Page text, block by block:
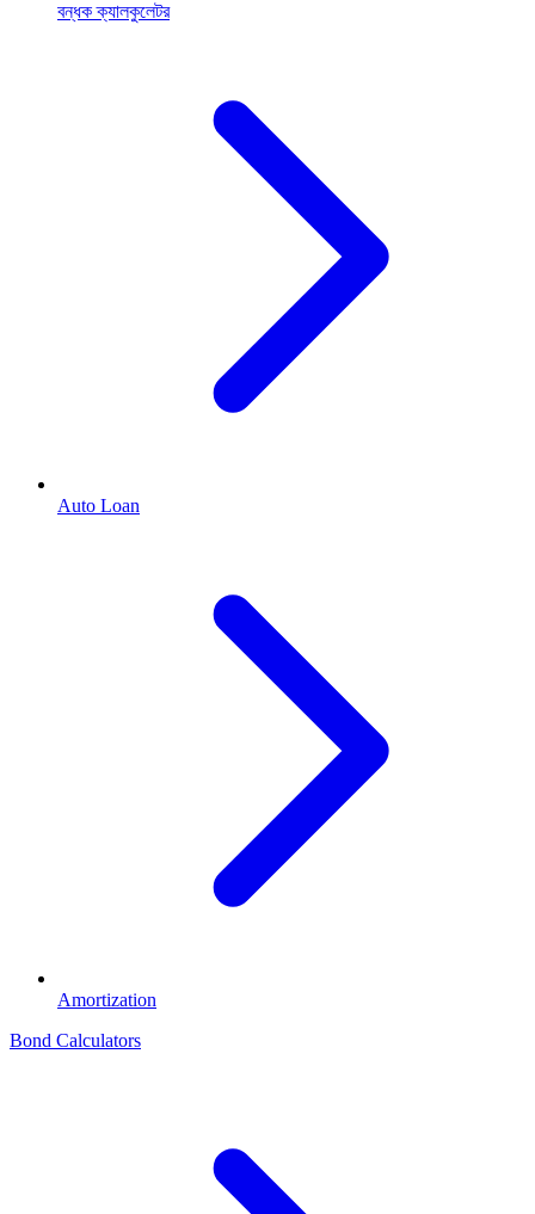
বন্ধক ক্যালকুলেটর
Auto Loan
Amortization
Bond Calculators